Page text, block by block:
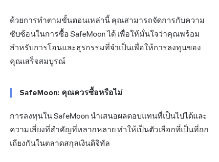
ด้วยการทำตามขั้นตอนเหล่านี้ คุณสามารถจัดการกับความ
ซับซ้อนในการซื้อ SafeMoon ได้ เพื่อให้มั่นใจว่าคุณพร้อม
สำหรับการโอนและธุรกรรมที่จำเป็นเพื่อให้การลงทุนของ
คุณเสร็จสมบูรณ์
SafeMoon: คุณควรซื้อหรือไม่
การลงทุนใน SafeMoon นำเสนอผลตอบแทนที่เป็นไปได้และ
ความเสี่ยงที่สำคัญที่หลากหลาย ทำให้เป็นตัวเลือกที่เป็นที่ถก
เถียงกันในตลาดสกุลเงินดิจิทัล